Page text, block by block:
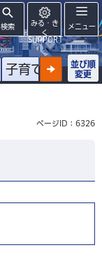
検索
みる・き
く
SUPPORT
メニュー
子育て 高齢者
並び順
変更
ページID：6326